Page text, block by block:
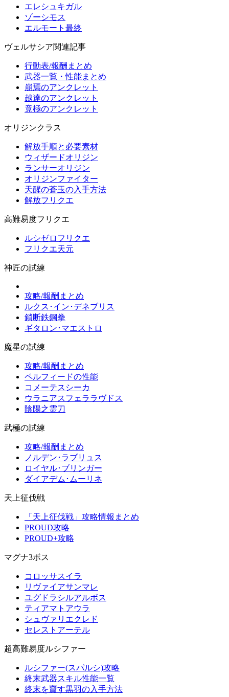
エレシュキガル
ゾーシモス
エルモート最終
ヴェルサシア関連記事
行動表/報酬まとめ
武器一覧・性能まとめ
崩焉のアンクレット
越達のアンクレット
竟極のアンクレット
オリジンクラス
解放手順と必要素材
ウィザードオリジン
ランサーオリジン
オリジンファイター
天醒の蒼玉の入手方法
解放フリクエ
高難易度フリクエ
ルシゼロフリクエ
フリクエ天元
神匠の試練
攻略/報酬まとめ
ルクス･イン･デネブリス
鎖断鉄鋼拳
ギタロン･マエストロ
魔星の試練
攻略/報酬まとめ
ペルフィードの性能
コメーテスシーカ
ウラニアスフェララヴドス
陰陽之霊刀
武極の試練
攻略/報酬まとめ
ノルデン･ラブリュス
ロイヤル･ブリンガー
ダイアデム･ムーリネ
天上征伐戦
「天上征伐戦」攻略情報まとめ
PROUD攻略
PROUD+攻略
マグナ3ボス
コロッサスイラ
リヴァイアサンマレ
ユグドラシルアルボス
ティアマトアウラ
シュヴァリエクレド
セレストアーテル
超高難易度ルシファー
ルシファー(スパルシ)攻略
終末武器スキル性能一覧
終末を齎す黒羽の入手方法